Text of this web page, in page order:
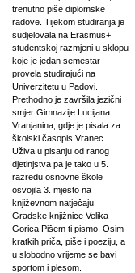
trenutno piše diplomske
radove. Tijekom studiranja je
sudjelovala na Erasmus+
studentskoj razmjeni u sklopu
koje je jedan semestar
provela studirajući na
Univerzitetu u Padovi.
Prethodno je završila jezični
smjer Gimnazije Lucijana
Vranjanina, gdje je pisala za
školski časopis Vranec.
Uživa u pisanju od ranog
djetinjstva pa je tako u 5.
razredu osnovne škole
osvojila 3. mjesto na
književnom natječaju
Gradske knjižnice Velika
Gorica Pišem ti pismo. Osim
kratkih priča, piše i poeziju, a
u slobodno vrijeme se bavi
sportom i plesom.